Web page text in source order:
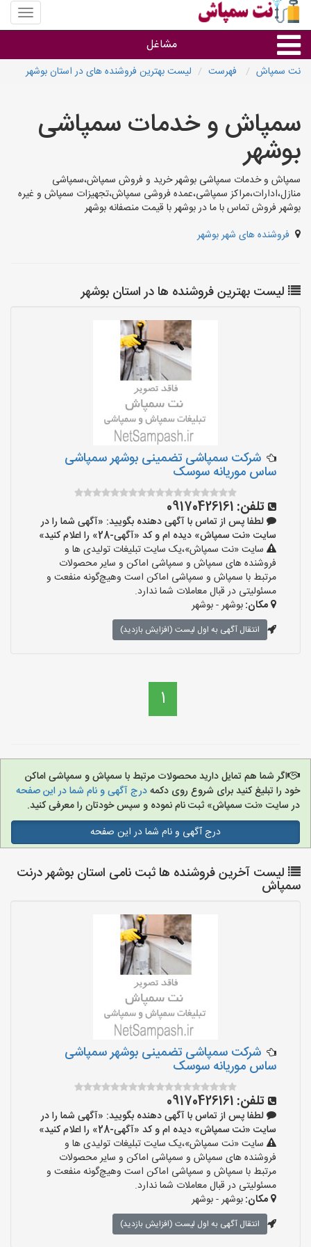
منوی
سایت
مشاغل
استان ها
نت سمپاش فهرست لیست بهترین فروشنده های در استان بوشهر
سمپاش و خدمات سمپاشی
بوشهر
سمپاش و خدمات سمپاشی بوشهر خرید و فروش سمپاش،سمپاشی
منازل،ادارات،مراکز سمپاشی،عمده فروشی سمپاش،تجهیزات سمپاش و غیره
بوشهر فروش تماس با ما در بوشهر با قیمت منصفانه بوشهر
فروشنده های شهر بوشهر
لیست بهترین فروشنده ها در استان بوشهر
شرکت سمپاشی تضمینی بوشهر سمپاشی
ساس موریانه سوسک
تلفن: 09170426161
لطفا پس از تماس با آگهی دهنده بگویید: «آگهی شما را در
سایت «نت سمپاش» دیده ام و کد «آگهی-28» را اعلام کنید»
سایت «نت سمپاش»،یک سایت تبلیغات تولیدی ها و
فروشنده های سمپاش و سمپاشی اماکن و سایر محصولات
مرتبط با سمپاش و سمپاشی اماکن است وهیچ‌گونه منفعت و
مسئولیتی در قبال معاملات شما ندارد.
مکان:بوشهر - بوشهر
انتقال آگهی به اول لیست (افزایش بازدید)
1
اگر شما هم تمایل دارید محصولات مرتبط با سمپاش و سمپاشی اماکن
خود را تبلیغ کنید برای شروع روی دکمهدرج آگهی و نام شما در این صفحه
در سایت «نت سمپاش» ثبت نام نموده و سپس خودتان را معرفی کنید.
درج آگهی و نام شما در این صفحه
لیست آخرین فروشنده ها ثبت نامی استان بوشهر درنت
سمپاش
شرکت سمپاشی تضمینی بوشهر سمپاشی
ساس موریانه سوسک
تلفن: 09170426161
لطفا پس از تماس با آگهی دهنده بگویید: «آگهی شما را در
سایت «نت سمپاش» دیده ام و کد «آگهی-28» را اعلام کنید»
سایت «نت سمپاش»،یک سایت تبلیغات تولیدی ها و
فروشنده های سمپاش و سمپاشی اماکن و سایر محصولات
مرتبط با سمپاش و سمپاشی اماکن است وهیچ‌گونه منفعت و
مسئولیتی در قبال معاملات شما ندارد.
مکان:بوشهر - بوشهر
انتقال آگهی به اول لیست (افزایش بازدید)